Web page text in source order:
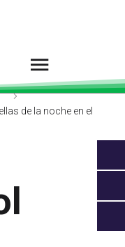
de la noche en el